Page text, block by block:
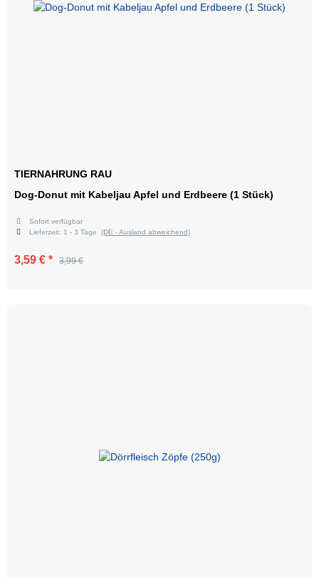
TIERNAHRUNG RAU
Dog-Donut mit Kabeljau Apfel und Erdbeere (1 Stück)
Sofort verfügbar
Lieferzeit: 1 - 3 Tage (DE - Ausland abweichend)
3,59 € * 3,99 €